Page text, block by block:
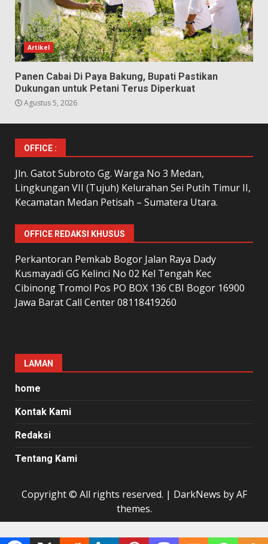
Artikel
Panen Cabai Di Paya Bakung, Bupati Pastikan
Dukungan untuk Petani Terus Diperkuat
Agustus 5, 2026
OFFICE :
Jln. Gatot Subroto Gg. Warga No 3 Medan,
Lingkungan VII (Tujuh) Kelurahan Sei Putih Timur II,
Kecamatan Medan Petisah – Sumatera Utara.
OFFICE REDAKSI KHUSUS
Perkantoran Pemkab Bogor Jalan Raya Dady
Kusmayadi GG Kelinci No 02 Kel Tengah Kec
Cibinong Tromol Pos PO BOX 136 CBI Bogor 16900
Jawa Barat Call Center 08118419260
LAMAN
home
Kontak Kami
Redaksi
Tentang Kami
Copyright © All rights reserved. | DarkNews by AF
themes.